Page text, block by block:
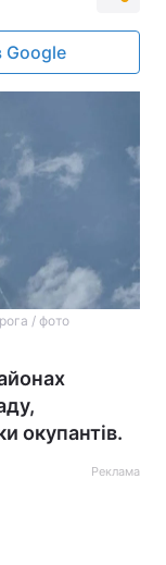
Google
/ фото
окупантів.
Реклама